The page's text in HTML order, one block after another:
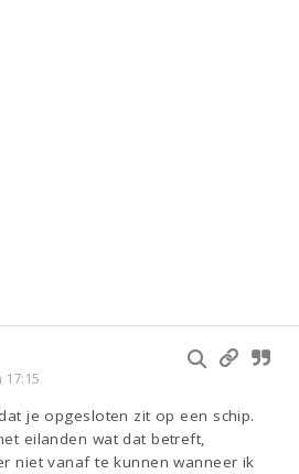
je opgesloten zit op een schip.
eilanden wat dat betreft,
niet vanaf te kunnen wanneer ik